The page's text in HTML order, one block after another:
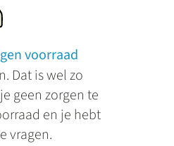
voorraad
Dat is wel zo
geen zorgen te
en je hebt
vragen.